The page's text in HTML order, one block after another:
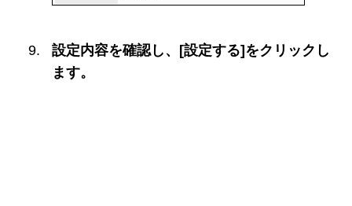
設定内容を確認し、[設定する]をクリックし
ます。